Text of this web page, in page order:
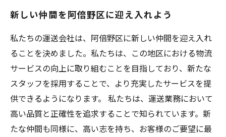
新しい仲間を阿倍野区に迎え入れよう
私たちの運送会社は、阿倍野区に新しい仲間を迎え入れ
ることを決めました。私たちは、この地区における物流
サービスの向上に取り組むことを目指しており、新たな
スタッフを採用することで、より充実したサービスを提
供できるようになります。 私たちは、運送業務において
高い品質と正確性を追求することで知られています。新
たな仲間も同様に、高い志を持ち、お客様のご要望に最